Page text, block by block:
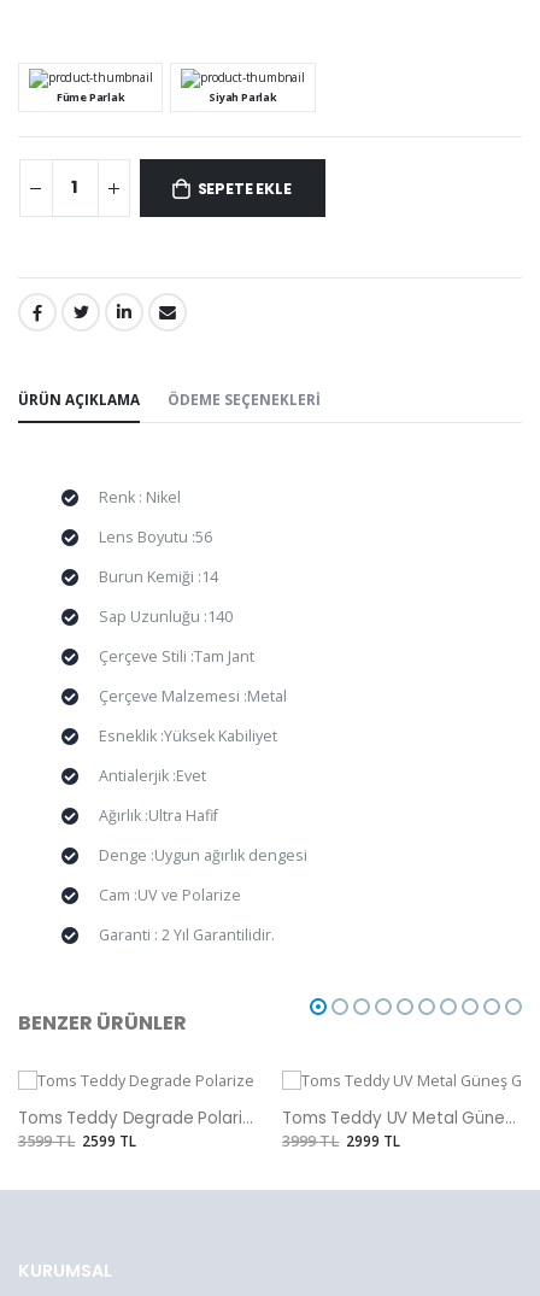
Füme Parlak Siyah Parlak
SEPETE EKLE
PAYLAŞ:
ÜRÜN AÇIKLAMA ÖDEME SEÇENEKLERI
Renk : Nikel
Lens Boyutu :56
Burun Kemiği :14
Sap Uzunluğu :140
Çerçeve Stili :Tam Jant
Çerçeve Malzemesi :Metal
Esneklik :Yüksek Kabiliyet
Antialerjik :Evet
Ağırlık :Ultra Hafif
Denge :Uygun ağırlık dengesi
Cam :UV ve Polarize
Garanti : 2 Yıl Garantilidir.
BENZER ÜRÜNLER
Toms Teddy Degrade Polarize /UV Güneş Gözlüğü
3599 TL 2599 TL
Toms Teddy UV Metal Güneş Gözlüğü
3999 TL 2999 TL
KURUMSAL